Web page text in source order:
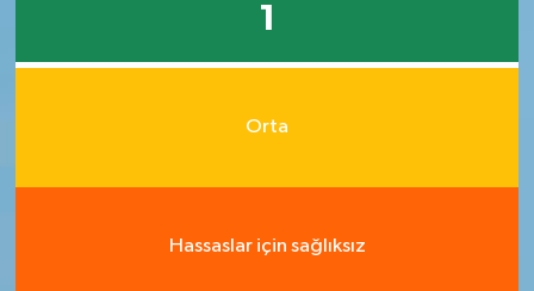
1
Orta
Hassaslar için sağlıksız